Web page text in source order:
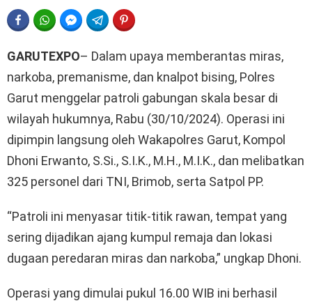
FACEBOOKWHATSAPPFACEBOOK MESSENGER
TELEGRAM
GARUTEXPO– Dalam upaya memberantas miras,
narkoba, premanisme, dan knalpot bising, Polres
Garut menggelar patroli gabungan skala besar di
wilayah hukumnya, Rabu (30/10/2024). Operasi ini
dipimpin langsung oleh Wakapolres Garut, Kompol
Dhoni Erwanto, S.Si., S.I.K., M.H., M.I.K., dan melibatkan
325 personel dari TNI, Brimob, serta Satpol PP.
“Patroli ini menyasar titik-titik rawan, tempat yang
sering dijadikan ajang kumpul remaja dan lokasi
dugaan peredaran miras dan narkoba,” ungkap Dhoni.
Operasi yang dimulai pukul 16.00 WIB ini berhasil